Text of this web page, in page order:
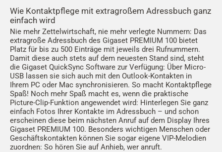
Wie Kontaktpflege mit extragroßem Adressbuch ganz
einfach wird
Nie mehr Zettelwirtschaft, nie mehr verlegte Nummern: Das
extragroße Adressbuch des Gigaset PREMIUM 100 bietet
Platz für bis zu 500 Einträge mit jeweils drei Rufnummern.
Damit diese auch stets auf dem neuesten Stand sind, steht
die Gigaset QuickSync Software zur Verfügung: Über Micro-
USB lassen sie sich auch mit den Outlook-Kontakten in
Ihrem PC oder Mac synchronisieren. So macht Kontaktpflege
Spaß! Noch mehr Spaß macht es, wenn die praktische
Picture-Clip-Funktion angewendet wird: Hinterlegen Sie ganz
einfach Fotos Ihrer Kontakte im Adressbuch – und schon
erscheinen diese beim nächsten Anruf auf dem Display Ihres
Gigaset PREMIUM 100. Besonders wichtigen Menschen oder
Geschäftskontakten können Sie sogar eigene VIP-Melodien
zuordnen: So hören Sie auf Anhieb, wer anruft.